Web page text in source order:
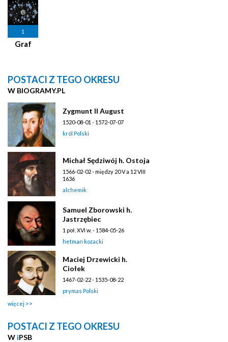
1
Graf
POSTACI Z TEGO OKRESU
W BIOGRAMY.PL
Zygmunt II August
1520-08-01 - 1572-07-07
król Polski
Michał Sędziwój h. Ostoja
1566-02-02 - między 20 V a 12 VIII
1636
alchemik
Samuel Zborowski h.
Jastrzębiec
1 poł. XVI w. - 1584-05-26
hetman kozacki
Maciej Drzewicki h.
Ciołek
1467-02-22 - 1535-08-22
prymas Polski
więcej
POSTACI Z TEGO OKRESU
W iPSB